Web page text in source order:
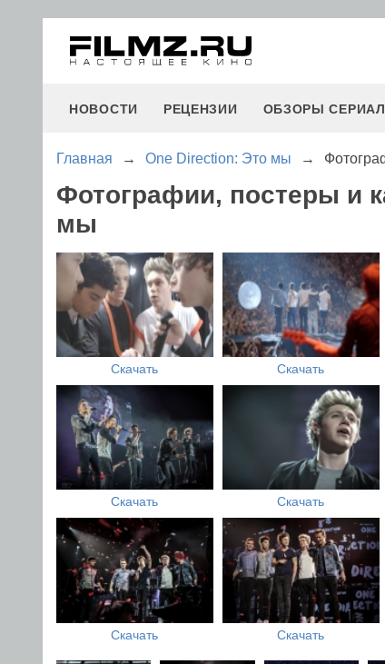
НОВОСТИ РЕЦЕНЗИИ ОБЗОРЫ
Главная → One Direction: Это мы →
Фотографии, постеры и
мы
Скачать Скачать
Скачать Скачать
Скачать Скачать